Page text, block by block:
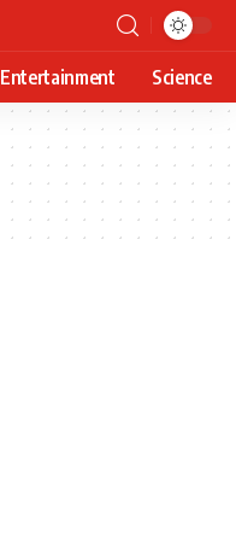
Entertainment Science